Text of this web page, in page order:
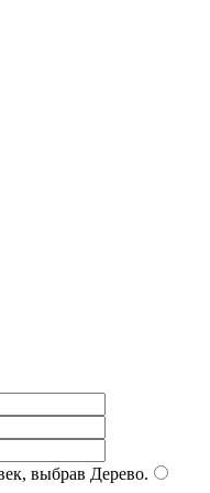
выбрав Дерево.